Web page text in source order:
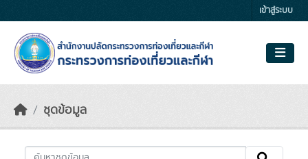
เข้าสู่ระบบ
ชุดข้อมูล